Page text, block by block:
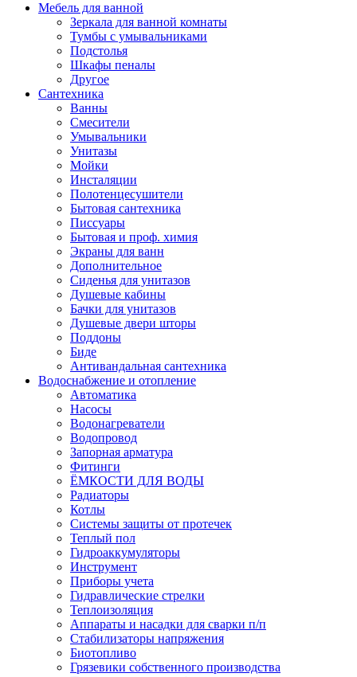
Мебель для ванной
Зеркала для ванной комнаты
Тумбы с умывальниками
Подстолья
Шкафы пеналы
Другое
Сантехника
Ванны
Смесители
Умывальники
Унитазы
Мойки
Инсталяции
Полотенцесушители
Бытовая сантехника
Писсуары
Бытовая и проф. химия
Экраны для ванн
Дополнительное
Сиденья для унитазов
Душевые кабины
Бачки для унитазов
Душевые двери шторы
Поддоны
Биде
Антивандальная сантехника
Водоснабжение и отопление
Автоматика
Насосы
Водонагреватели
Водопровод
Запорная арматура
Фитинги
ЁМКОСТИ ДЛЯ ВОДЫ
Радиаторы
Котлы
Системы защиты от протечек
Теплый пол
Гидроаккумуляторы
Инструмент
Приборы учета
Гидравлические стрелки
Теплоизоляция
Аппараты и насадки для сварки п/п
Стабилизаторы напряжения
Биотопливо
Грязевики собственного производства